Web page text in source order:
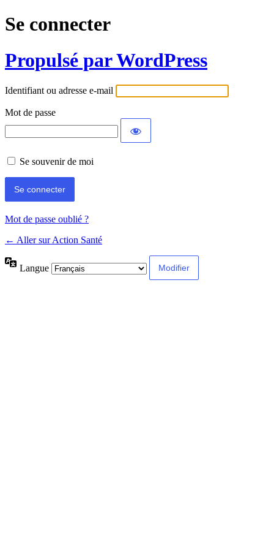
Se connecter
Propulsé par WordPress
Identifiant ou adresse e-mail
Mot de passe
Se souvenir de moi
Mot de passe oublié ?
← Aller sur Action Santé
Langue